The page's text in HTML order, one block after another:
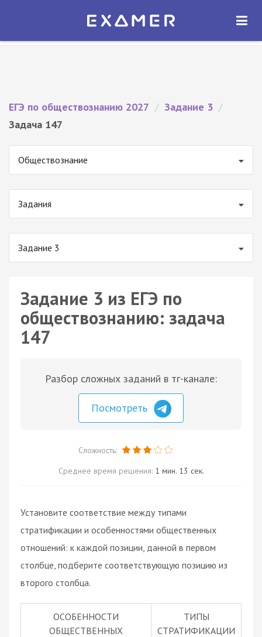
Экзамер — ЕГЭ 2027
ОТКРЫТЬ
ЕГЭ по обществознанию 2027 / Задание 3 /
Задача 147
Обществознание
Задания
Задание 3
Задание 3 из ЕГЭ по
обществознанию: задача
147
Разбор сложных заданий в тг-канале:
Посмотреть
Сложность:
Среднее время решения: 1 мин. 13 сек.
Установите соответствие между типами
стратификации и особенностями общественных
отношений: к каждой позиции, данной в первом
столбце, подберите соответствующую позицию из
второго столбца.
ОСОБЕННОСТИ
ОБЩЕСТВЕННЫХ
ТИПЫ
СТРАТИФИКАЦИИ